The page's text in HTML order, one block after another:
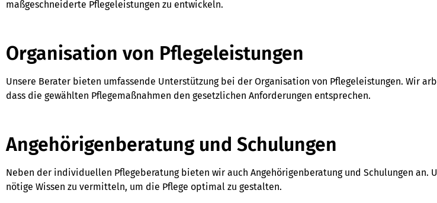
maßgeschneiderte Pflegeleistungen zu entwickeln.
Organisation von Pflegeleistungen
Unsere Berater bieten umfassende Unterstützung bei der Organisation von Pflegeleistungen. Wir
dass die gewählten Pflegemaßnahmen den gesetzlichen Anforderungen entsprechen.
Angehörigenberatung und Schulungen
Neben der individuellen Pflegeberatung bieten wir auch Angehörigenberatung und Schulungen an.
nötige Wissen zu vermitteln, um die Pflege optimal zu gestalten.